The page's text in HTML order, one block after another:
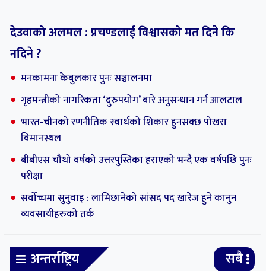
देउवाको अलमल : प्रचण्डलाई विश्वासको मत दिने कि
नदिने ?
मनकामना केबुलकार पुनः सञ्चालनमा
गृहमन्त्रीको नागरिकता ‘दुरुपयोग’ बारे अनुसन्धान गर्न आलटाल
भारत-चीनको रणनीतिक स्वार्थको शिकार हुनसक्छ पोखरा
विमानस्थल
बीबीएस चौथो वर्षको उत्तरपुस्तिका हराएको भन्दै एक वर्षपछि पुनः
परीक्षा
सर्वोच्चमा सुनुवाइ : लामिछानेको सांसद पद खारेज हुने कानुन
व्यवसायीहरुको तर्क
अन्तर्राष्ट्रिय सबै